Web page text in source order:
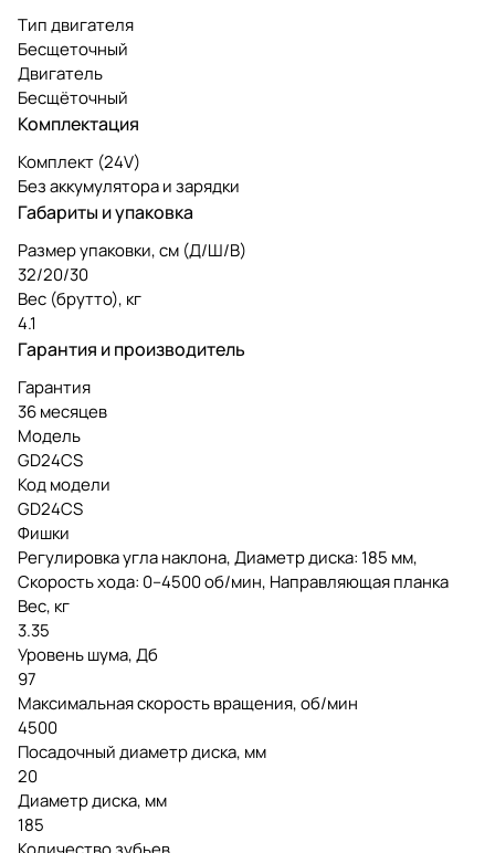
Тип двигателя
Бесщеточный
Двигатель
Бесщёточный
Комплектация
Комплект (24V)
Без аккумулятора и зарядки
Габариты и упаковка
Размер упаковки, см (Д/Ш/В)
32/20/30
Вес (брутто), кг
4.1
Гарантия и производитель
Гарантия
36 месяцев
Модель
GD24CS
Код модели
GD24CS
Фишки
Регулировка угла наклона, Диаметр диска: 185 мм,
Скорость хода: 0–4500 об/мин, Направляющая планка
Вес, кг
3.35
Уровень шума, Дб
97
Максимальная скорость вращения, об/мин
4500
Посадочный диаметр диска, мм
20
Диаметр диска, мм
185